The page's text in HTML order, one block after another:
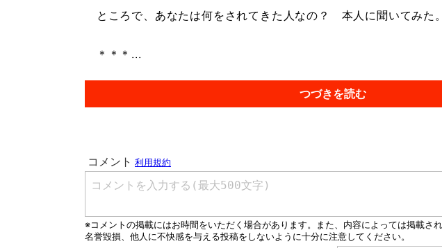
ところで、あなたは何をされてきた人なの？ 本人に聞いてみた。
＊＊＊...
つづきを読む